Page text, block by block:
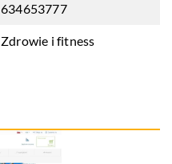
634653777
Zdrowie i fitness